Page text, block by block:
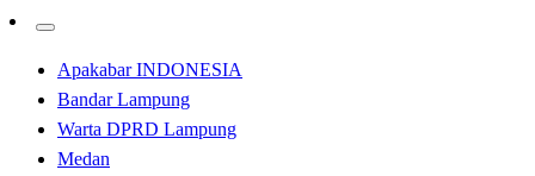
Apakabar INDONESIA
Bandar Lampung
Warta DPRD Lampung
Medan